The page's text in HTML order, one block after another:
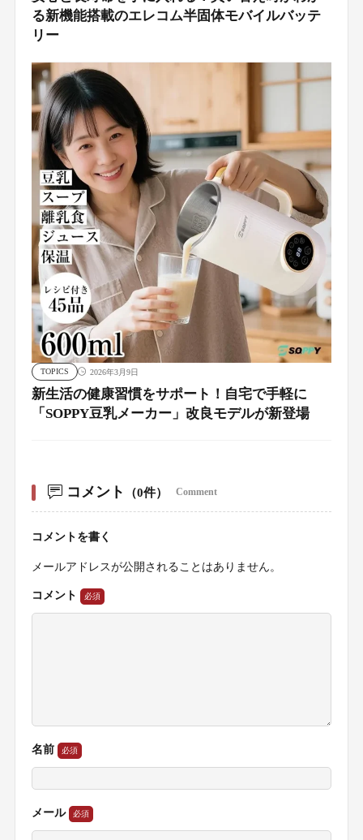
る新機能搭載のエレコム半固体モバイルバッテ
リー
TOPICS 2026年3月9日
新生活の健康習慣をサポート！自宅で手軽に
「SOPPY豆乳メーカー」改良モデルが新登場
コメント （0件） Comment
コメントを書く
メールアドレスが公開されることはありません。
コメント
名前
メール